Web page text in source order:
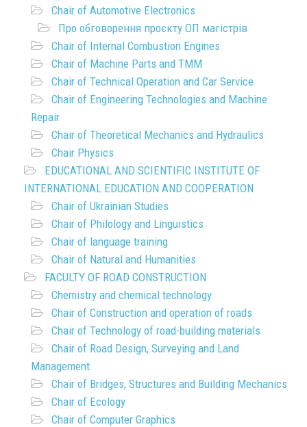
Chair of Automotive Electronics
Про обговорення проєкту ОП магістрів
Chair of Internal Combustion Engines
Chair of Machine Parts and TMM
Chair of Technical Operation and Car Service
Chair of Engineering Technologies and Machine
Repair
Chair of Theoretical Mechanics and Hydraulics
Chair Physics
EDUCATIONAL AND SCIENTIFIC INSTITUTE OF
INTERNATIONAL EDUCATION AND COOPERATION
Chair of Ukrainian Studies
Chair of Philology and Linguistics
Chair of language training
Chair of Natural and Humanities
FACULTY OF ROAD CONSTRUCTION
Chemistry and chemical technology
Chair of Construction and operation of roads
Chair of Technology of road-building materials
Chair of Road Design, Surveying and Land
Management
Chair of Bridges, Structures and Building Mechanics
Chair of Ecology
Chair of Computer Graphics